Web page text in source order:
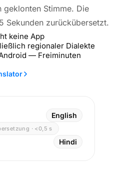
geklonten Stimme. Die
Sekunden zurückübersetzt.
keine App
regionaler Dialekte
— Freiminuten
English
· <0,5 s
Hindi